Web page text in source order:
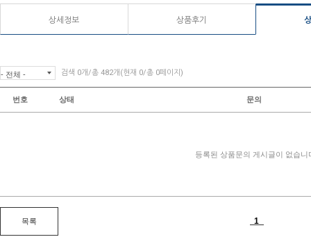
상세정보 상품후기